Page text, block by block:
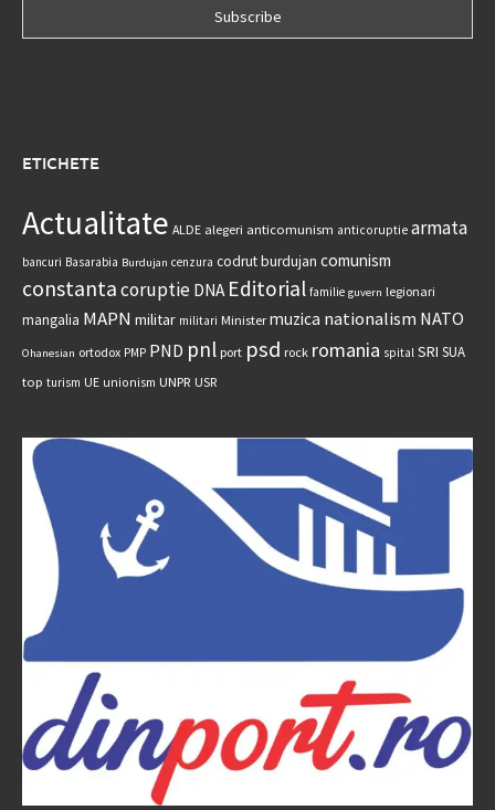
ETICHETE
Actualitate ALDE alegeri anticomunism anticoruptie armata
bancuri Basarabia Burdujan cenzura codrut burdujan comunism
constantacoruptie DNA Editorial familie guvern legionari
mangalia MAPN militar militari Minister muzica nationalism NATO
Ohanesian ortodox PMP PND pnl port psd rock romania spital SRI SUA
top turism UE unionism UNPR USR